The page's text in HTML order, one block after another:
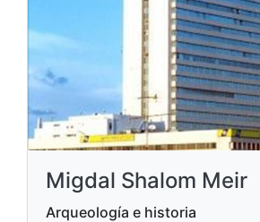
Migdal Shalom Meir
Arqueología e historia